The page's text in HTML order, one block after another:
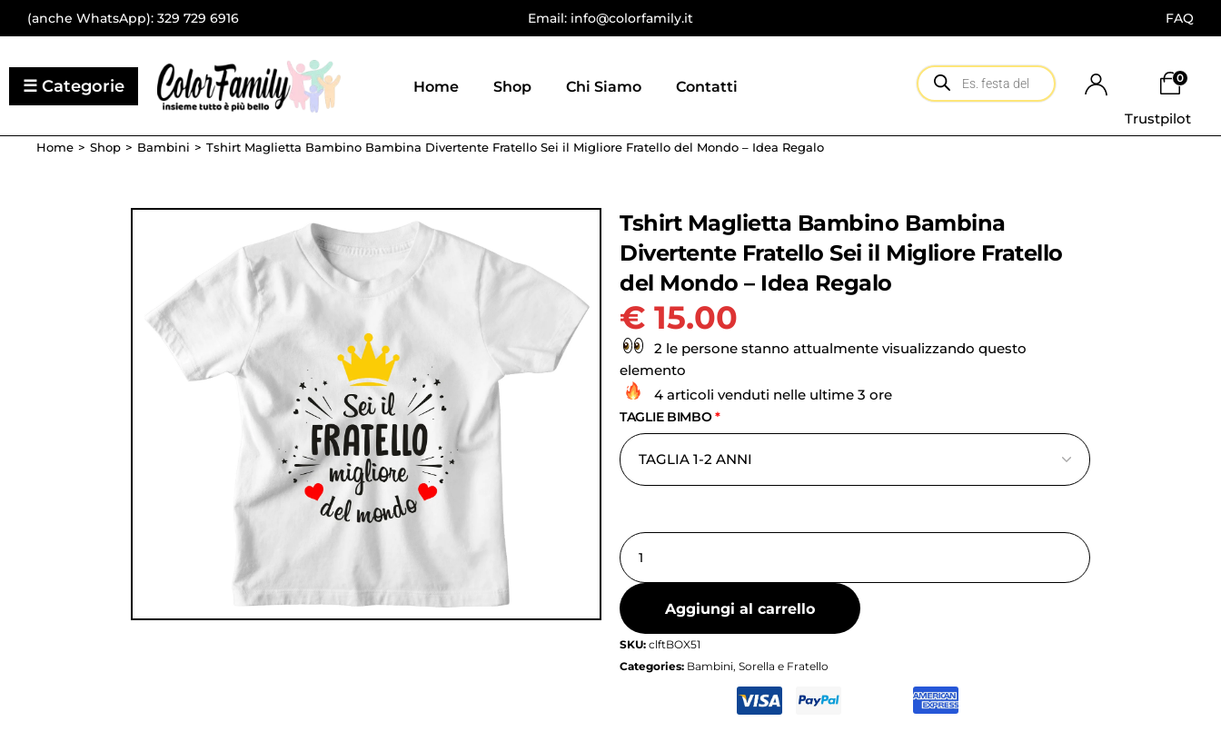
(anche WhatsApp): 329 729 6916 Email: info@colorfamily.it FAQ
Home Shop Chi Siamo Contatti 0
Trustpilot
Home Shop Bambini Tshirt Maglietta Bambino Bambina Divertente Fratello Sei il Migliore Fratello del Mondo – Idea Regalo
Tshirt Maglietta Bambino Bambina
Divertente Fratello Sei il Migliore Fratello
del Mondo – Idea Regalo
€ 15.00
2 le persone stanno attualmente visualizzando questo
elemento
4 articoli venduti nelle ultime 3 ore
TAGLIE BIMBO*
Aggiungi al carrello
SKU: clftBOX51
Categories: Bambini, Sorella e Fratello